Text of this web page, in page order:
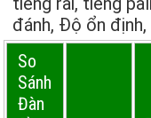
đánh, Độ ổn
So
Sánh
Đàn